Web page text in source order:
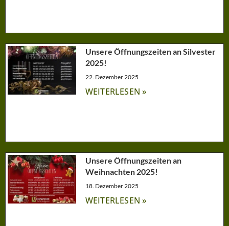
Unsere Öffnungszeiten an Silvester
2025!
22. Dezember 2025
WEITERLESEN »
Unsere Öffnungszeiten an
Weihnachten 2025!
18. Dezember 2025
WEITERLESEN »